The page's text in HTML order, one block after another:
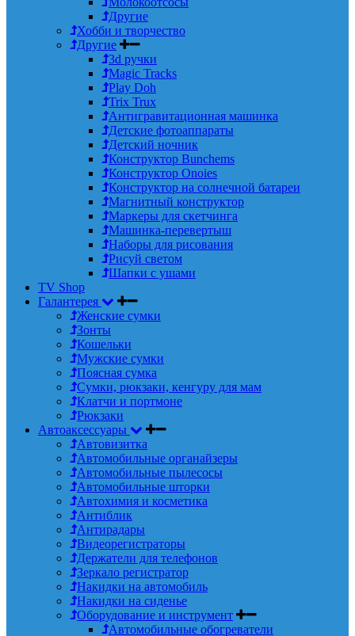
Другие
Хобби и творчество
Другие
3d ручки
Magic Tracks
Play Doh
Trix Trux
Антигравитационная машинка
Детские фотоаппараты
Детский ночник
Конструктор Bunchems
Конструктор Onoies
Конструктор на солнечной батареи
Магнитный конструктор
Маркеры для скетчинга
Машинка-перевертыш
Наборы для рисования
Рисуй светом
Шапки с ушами
TV Shop
Галантерея
Женские сумки
Зонты
Кошельки
Мужские сумки
Поясная сумка
Сумки, рюкзаки, кенгуру для мам
Клатчи и портмоне
Рюкзаки
Автоаксессуары
Автовизитка
Автомобильные органайзеры
Автомобильные пылесосы
Автомобильные шторки
Автохимия и косметика
Антиблик
Антирадары
Видеорегистраторы
Держатели для телефонов
Зеркало регистратор
Накидки на автомобиль
Накидки на сиденье
Оборудование и инструмент
Автомобильные обогреватели